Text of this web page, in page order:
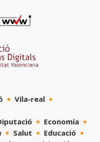
Vila-real
Economía
Salut
Educació